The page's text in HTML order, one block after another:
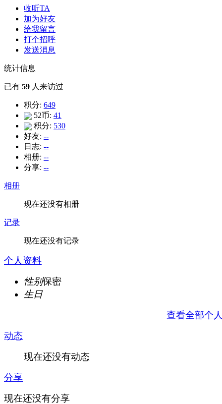
收听TA
加为好友
给我留言
打个招呼
发送消息
统计信息
已有 59 人来访过
积分: 649
52币: 41
积分: 530
好友: --
日志: --
相册: --
分享: --
相册
现在还没有相册
记录
现在还没有记录
个人资料
性别保密
生日
查看全部个
动态
现在还没有动态
分享
现在还没有分享